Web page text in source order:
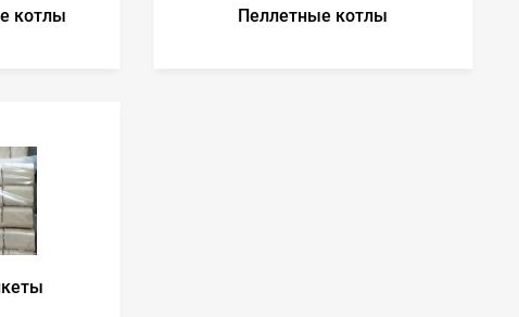
котлы Пеллетные котлы